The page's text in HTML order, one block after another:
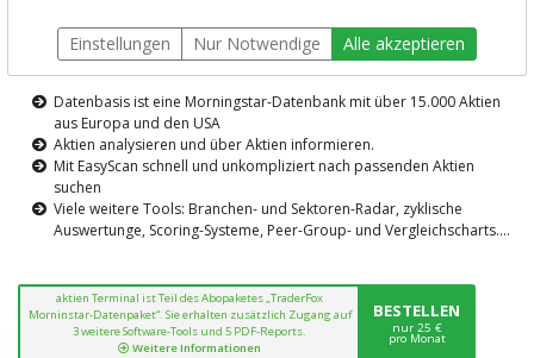
Die Aktienanalyse-Plattform von
TraderFox
Datenbasis ist eine Morningstar-Datenbank mit über 15.000 Aktien
aus Europa und den USA
Aktien analysieren und über Aktien informieren.
Mit EasyScan schnell und unkompliziert nach passenden Aktien
suchen
Viele weitere Tools: Branchen- und Sektoren-Radar, zyklische
Auswertunge, Scoring-Systeme, Peer-Group- und Vergleichscharts....
aktien Terminal ist Teil des Abopaketes „TraderFox
Morninstar-Datenpaket“. Sie erhalten zusätzlich Zugang auf
3 weitere Software-Tools und 5 PDF-Reports.
Weitere Informationen
BESTELLEN
nur 25 €
pro Monat
Einstellungen Nur Notwendige Alle akzeptieren